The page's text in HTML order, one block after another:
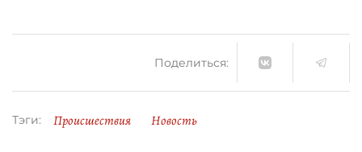
Поделиться:
Тэги: Происшествия Новость